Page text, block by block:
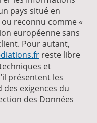
pays situé en
reconnu comme «
européenne sans
Pour autant,
reste libre
et
présentent les
exigences du
des Données